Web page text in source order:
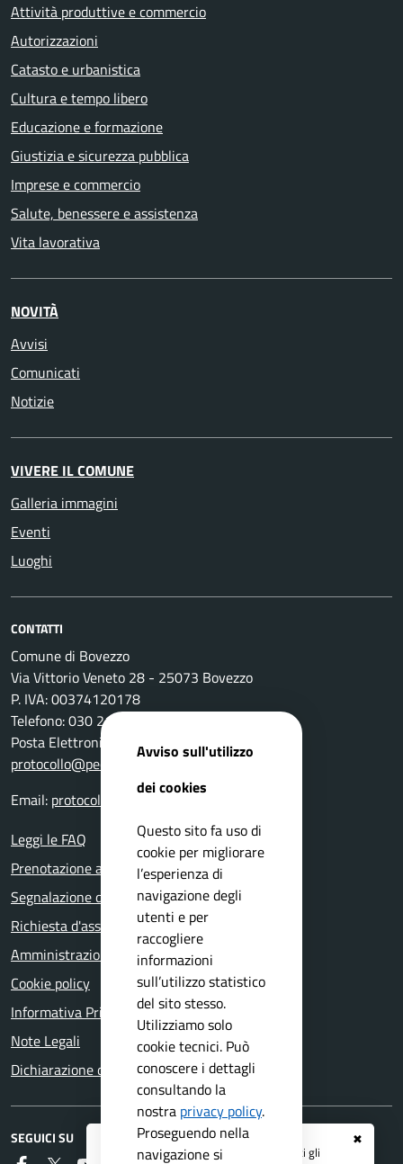
✖
Registrati ai serviziAPP IO
e ricevi tutti gli
Attività produttive e commercio
Autorizzazioni
Catasto e urbanistica
Cultura e tempo libero
Educazione e formazione
Giustizia e sicurezza pubblica
Imprese e commercio
Salute, benessere e assistenza
Vita lavorativa
NOVITÀ
Avvisi
Comunicati
Notizie
VIVERE IL COMUNE
Galleria immagini
Eventi
Luoghi
CONTATTI
Comune di Bovezzo
Via Vittorio Veneto 28 - 25073 Bovezzo
P. IVA: 00374120178
Telefono: 030 2111 211
Posta Elettronica Certificata:
protocollo@pec.comune.bovezzo.bs.it
Email: protocollo@comune.bovezzo.bs.it
Leggi le FAQ
Prenotazione appuntamento
Segnalazione disservizio
Richiesta d'assistenza
Amministrazione trasparente
Cookie policy
Informativa Privacy
Note Legali
Dichiarazione di accessibilità
SEGUICI SU
Avviso sull'utilizzo
dei cookies
Questo sito fa uso di
cookie per migliorare
l’esperienza di
navigazione degli
utenti e per
raccogliere
informazioni
sull’utilizzo statistico
del sito stesso.
Utilizziamo solo
cookie tecnici. Può
conoscere i dettagli
consultando la
nostra privacy policy.
Proseguendo nella
navigazione si